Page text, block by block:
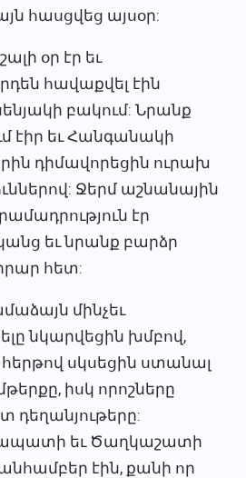
հասցվեց այսօր:
օր էր եւ
հավաքվել էին
բակում: Նրանք
էիր եւ Հանգանակի
դիմավորեցին ուրախ
Ջերմ աշնանային
էր
եւ նրանք բարձր
հետ:
մինչեւ
նկարվեցին խմբով,
հերթով սկսեցին ստանալ
իսկ որոշները
դեղանյութերը:
եւ Ծաղկաշատի
էին, քանի որ